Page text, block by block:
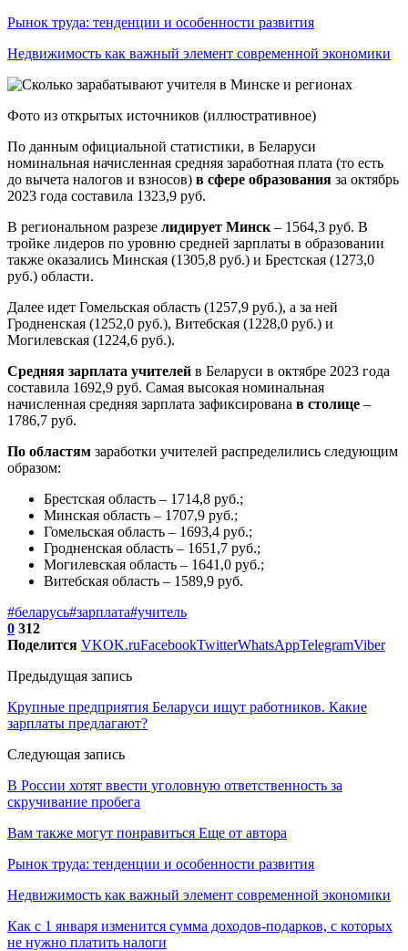
Рынок труда: тенденции и особенности развития
Недвижимость как важный элемент современной экономики
Фото из открытых источников (иллюстративное)
По данным официальной статистики, в Беларуси
номинальная начисленная средняя заработная плата (то есть
до вычета налогов и взносов) в сфере образования за октябрь
2023 года составила 1323,9 руб.
В региональном разрезе лидирует Минск – 1564,3 руб. В
тройке лидеров по уровню средней зарплаты в образовании
также оказались Минская (1305,8 руб.) и Брестская (1273,0
руб.) области.
Далее идет Гомельская область (1257,9 руб.), а за ней
Гродненская (1252,0 руб.), Витебская (1228,0 руб.) и
Могилевская (1224,6 руб.).
Средняя зарплата учителей в Беларуси в октябре 2023 года
составила 1692,9 руб. Самая высокая номинальная
начисленная средняя зарплата зафиксирована в столице –
1786,7 руб.
По областям заработки учителей распределились следующим
образом:
Брестская область – 1714,8 руб.;
Минская область – 1707,9 руб.;
Гомельская область – 1693,4 руб.;
Гродненская область – 1651,7 руб.;
Могилевская область – 1641,0 руб.;
Витебская область – 1589,9 руб.
#беларусь#зарплата#учитель
0 312
Поделится VKOK.ruFacebookTwitterWhatsAppTelegramViber
Предыдущая запись
Крупные предприятия Беларуси ищут работников. Какие
зарплаты предлагают?
Следующая запись
В России хотят ввести уголовную ответственность за
скручивание пробега
Вам также могут понравиться Еще от автора
Рынок труда: тенденции и особенности развития
Недвижимость как важный элемент современной экономики
Как с 1 января изменится сумма доходов-подарков, с которых
не нужно платить налоги